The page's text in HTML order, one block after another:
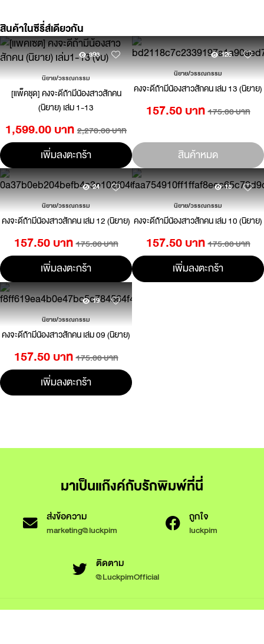
สินค้าในซีรี่ส์เดียวกัน
393
นิยาย/วรรณกรรม
[แพ็คชุด] คงจะดีถ้ามีน้องสาวสักคน
(นิยาย) เล่ม 1-13
1,599.00 บาท 2,270.00 บาท
เพิ่มลงตะกร้า
126
นิยาย/วรรณกรรม
คงจะดีถ้ามีน้องสาวสักคน เล่ม 13 (นิยาย)
157.50 บาท 175.00 บาท
สินค้าหมด
24
นิยาย/วรรณกรรม
คงจะดีถ้ามีน้องสาวสักคน เล่ม 12 (นิยาย)
157.50 บาท 175.00 บาท
เพิ่มลงตะกร้า
15
นิยาย/วรรณกรรม
คงจะดีถ้ามีน้องสาวสักคน เล่ม 10 (นิยาย)
157.50 บาท 175.00 บาท
เพิ่มลงตะกร้า
19
นิยาย/วรรณกรรม
คงจะดีถ้ามีน้องสาวสักคน เล่ม 09 (นิยาย)
157.50 บาท 175.00 บาท
เพิ่มลงตะกร้า
มาเป็นแก๊งค์กับรักพิมพ์ที่นี่
ส่งข้อความ
marketing@luckpim
ถูกใจ
luckpim
ติดตาม
@LuckpimOfficial